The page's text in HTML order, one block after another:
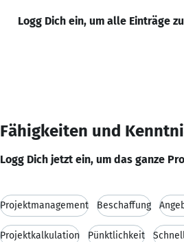
Logg Dich ein, um alle Einträge
Fähigkeiten und
Logg Dich jetzt ein, um das ganze
Projektmanagement Beschaffung
Projektkalkulation Pünktlichkeit